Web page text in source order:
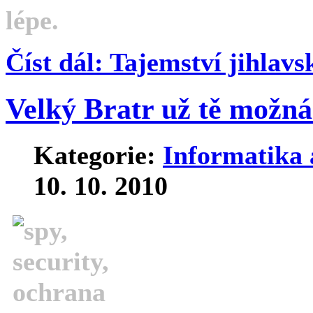
lépe.
Číst dál: Tajemství
Velký Bratr už tě
Kategorie: Informatika
10. 10. 2010